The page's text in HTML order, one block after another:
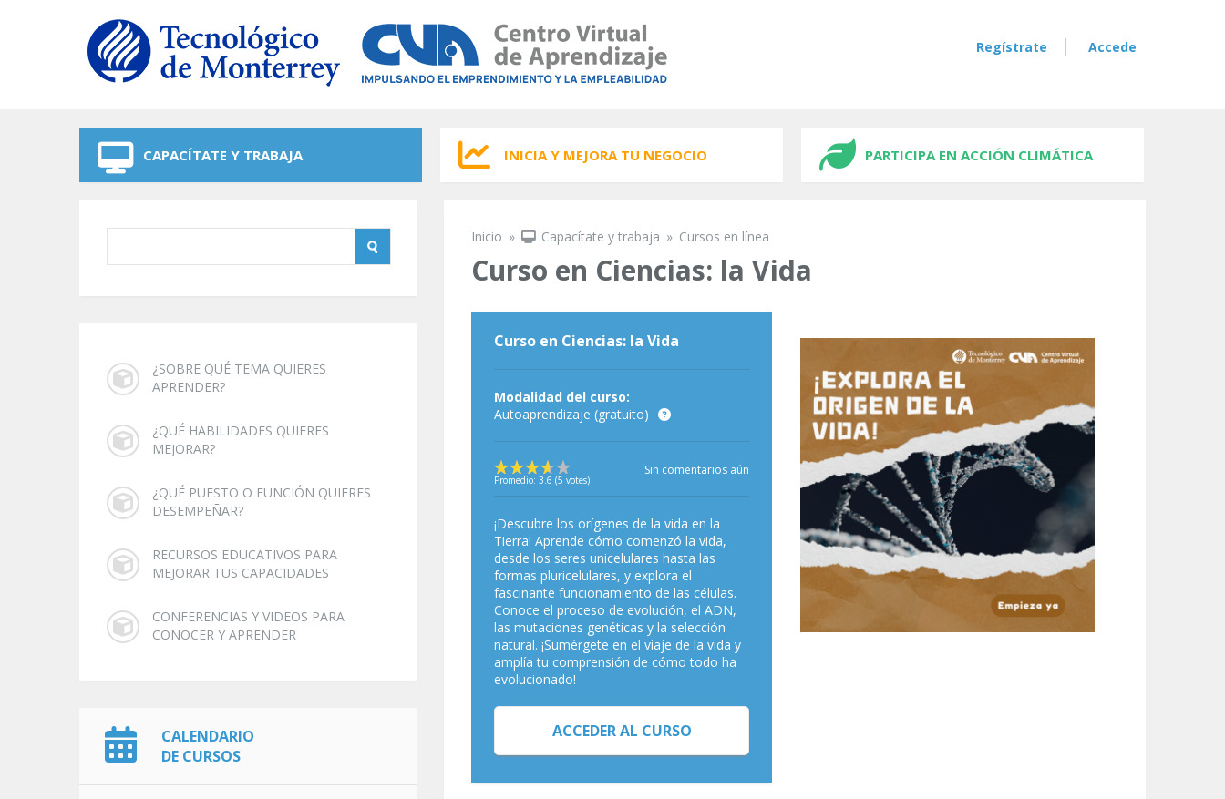
Regístrate Accede
CAPACÍTATE Y TRABAJA INICIA Y MEJORA TU NEGOCIO PARTICIPA EN ACCIÓN CLIMÁTICA
¿SOBRE QUÉ TEMA QUIERES
APRENDER?
¿QUÉ HABILIDADES QUIERES
MEJORAR?
¿QUÉ PUESTO O FUNCIÓN QUIERES
DESEMPEÑAR?
RECURSOS EDUCATIVOS PARA
MEJORAR TUS CAPACIDADES
CONFERENCIAS Y VIDEOS PARA
CONOCER Y APRENDER
CALENDARIO
DE CURSOS
Se encuentra usted aquí
Inicio » Capacítate y trabaja » Cursos en línea
Curso en Ciencias: la Vida
Curso en Ciencias: la Vida
Modalidad del curso:
Autoaprendizaje (gratuito)
Promedio: 3.6 (5 votes)
Sin comentarios aún
¡Descubre los orígenes de la vida en la
Tierra! Aprende cómo comenzó la vida,
desde los seres unicelulares hasta las
formas pluricelulares, y explora el
fascinante funcionamiento de las células.
Conoce el proceso de evolución, el ADN,
las mutaciones genéticas y la selección
natural. ¡Sumérgete en el viaje de la vida y
amplía tu comprensión de cómo todo ha
evolucionado!
ACCEDER AL CURSO